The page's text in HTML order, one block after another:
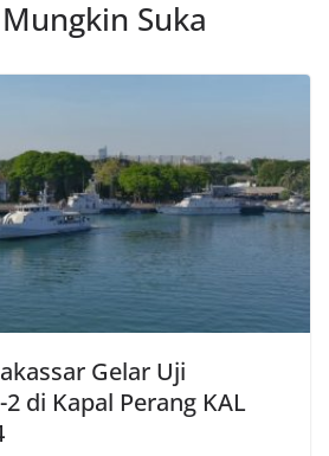
Suka
Gelar Uji
di Kapal Perang KAL